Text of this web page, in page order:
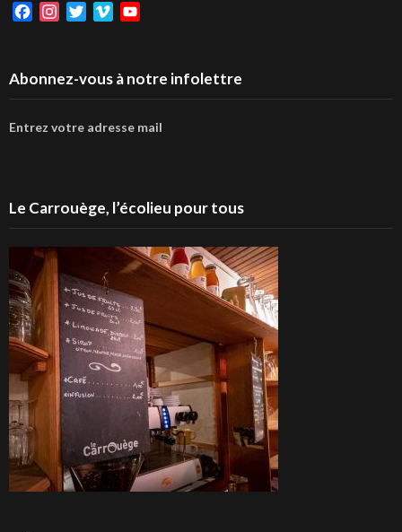
FacebookInstagramTwitterVimeo
Abonnez-vous à notre infolettre
Entrez votre adresse mail
Le Carrouège, l’écolieu pour tous